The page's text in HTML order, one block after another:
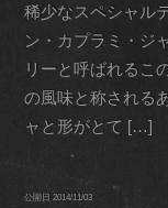
稀少なスペシャル
ン・カプラミ・ジ
リーと呼ばれるこ
の風味と称される
ャと形がとて […]
公開日2014/11/03